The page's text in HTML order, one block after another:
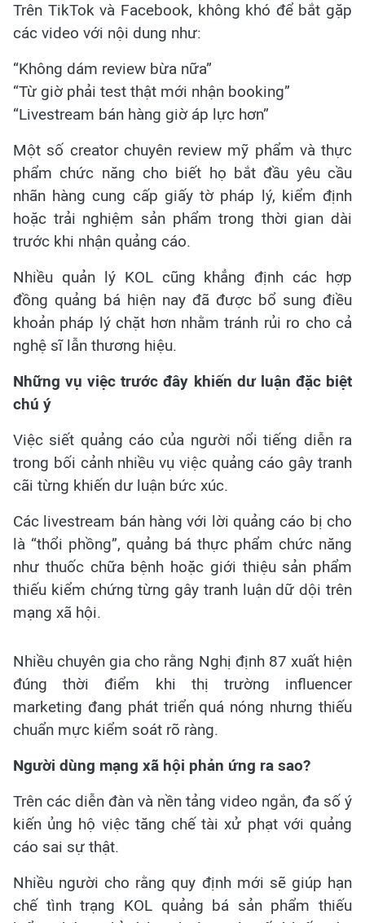
Trên TikTok và Facebook, không khó để bắt gặp
các video với nội dung như:
“Không dám review bừa nữa”
“Từ giờ phải test thật mới nhận booking”
“Livestream bán hàng giờ áp lực hơn”
Một số creator chuyên review mỹ phẩm và thực
phẩm chức năng cho biết họ bắt đầu yêu cầu
nhãn hàng cung cấp giấy tờ pháp lý, kiểm định
hoặc trải nghiệm sản phẩm trong thời gian dài
trước khi nhận quảng cáo.
Nhiều quản lý KOL cũng khẳng định các hợp
đồng quảng bá hiện nay đã được bổ sung điều
khoản pháp lý chặt hơn nhằm tránh rủi ro cho cả
nghệ sĩ lẫn thương hiệu.
Những vụ việc trước đây khiến dư luận đặc biệt
chú ý
Việc siết quảng cáo của người nổi tiếng diễn ra
trong bối cảnh nhiều vụ việc quảng cáo gây tranh
cãi từng khiến dư luận bức xúc.
Các livestream bán hàng với lời quảng cáo bị cho
là “thổi phồng”, quảng bá thực phẩm chức năng
như thuốc chữa bệnh hoặc giới thiệu sản phẩm
thiếu kiểm chứng từng gây tranh luận dữ dội trên
mạng xã hội.
Nhiều chuyên gia cho rằng Nghị định 87 xuất hiện
đúng thời điểm khi thị trường influencer
marketing đang phát triển quá nóng nhưng thiếu
chuẩn mực kiểm soát rõ ràng.
Người dùng mạng xã hội phản ứng ra sao?
Trên các diễn đàn và nền tảng video ngắn, đa số ý
kiến ủng hộ việc tăng chế tài xử phạt với quảng
cáo sai sự thật.
Nhiều người cho rằng quy định mới sẽ giúp hạn
chế tình trạng KOL quảng bá sản phẩm thiếu